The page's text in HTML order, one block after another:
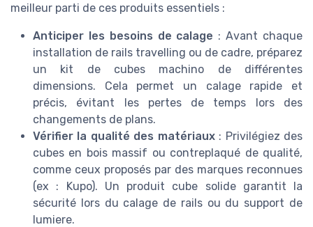
meilleur parti de ces produits essentiels :
Anticiper les besoins de calage : Avant chaque
installation de rails travelling ou de cadre, préparez
un kit de cubes machino de différentes
dimensions. Cela permet un calage rapide et
précis, évitant les pertes de temps lors des
changements de plans.
Vérifier la qualité des matériaux: Privilégiez des
cubes en bois massif ou contreplaqué de qualité,
comme ceux proposés par des marques reconnues
(ex : Kupo). Un produit cube solide garantit la
sécurité lors du calage de rails ou du support de
lumiere.